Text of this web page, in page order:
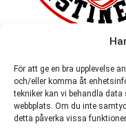
För att ge en bra upplevelse
och/eller komma åt
tekniker kan vi behandla data
webbplats. Om du inte
detta påverka vissa